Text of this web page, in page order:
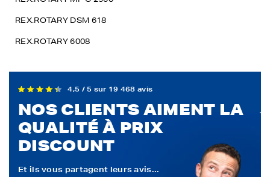
REX.ROTARY DSM 618
REX.ROTARY 6008
4,5 / 5 sur 19 468 avis
NOS CLIENTS AIMENT LA
QUALITÉ À PRIX
DISCOUNT
Et ils vous partagent leurs avis...